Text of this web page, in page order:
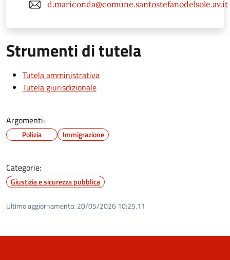
d.mariconda@comune.santostefanodelsole.av.it
Strumenti di tutela
Tutela amministrativa
Tutela giurisdizionale
Argomenti:
Polizia Immigrazione
Categorie:
Giustizia e sicurezza pubblica
Ultimo aggiornamento: 20/05/2026 10:25.11